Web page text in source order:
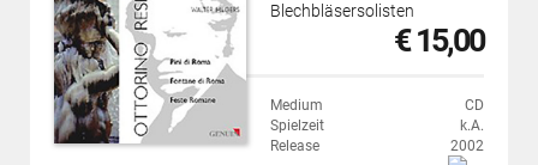
Blechbläsersolisten
€ 15,00
Medium
CD
Spielzeit
k.A.
Release
2002